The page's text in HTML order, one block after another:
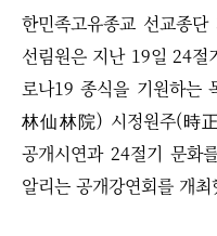
한민족고유종교 선교종
선림원은 지난 19일 24절
로나19 종식을 기원하는
林仙林院) 시정원주(時
공개시연과 24절기 문화
알리는 공개강연회를 개최